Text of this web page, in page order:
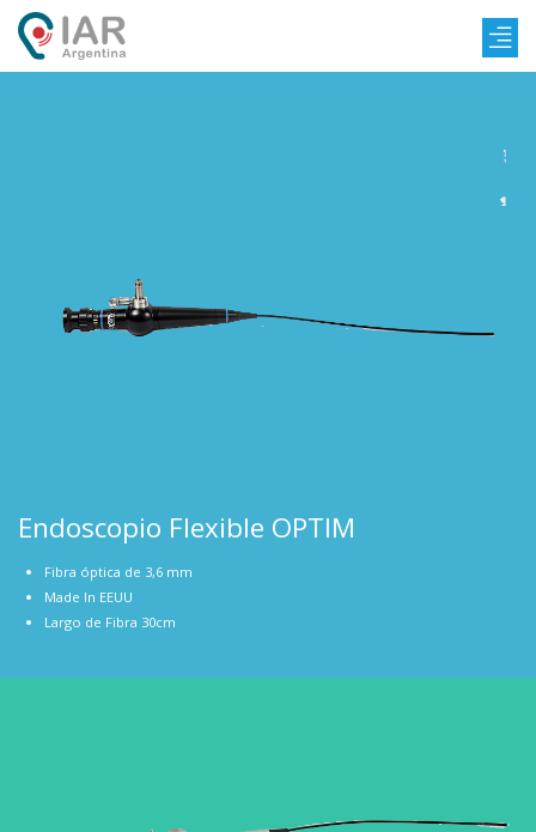
Endoscopio Flexible OPTIM
Fibra óptica de 3,6 mm
Made In EEUU
Largo de Fibra 30cm